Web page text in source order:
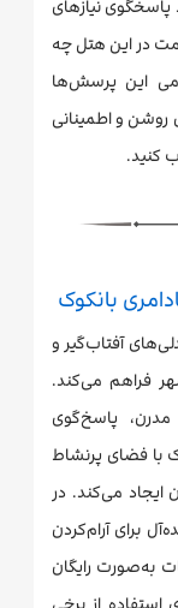
نیازهای
در این هتل چه
این پرسش‌ها
روشن و اطمینانی
کنید.
بانکوک
آفتاب‌گیر و
فراهم می‌کند.
پاسخ‌گوی
با فضای پرنشاط
ایجاد می‌کند. در
برای آرام‌کردن
به‌صورت رایگان